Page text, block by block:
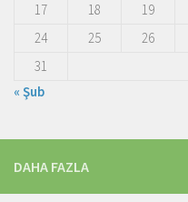
17
18 19
24
25 26
31
« Şub
DAHA FAZLA